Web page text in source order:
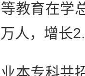
育在学
人，增长
专科共